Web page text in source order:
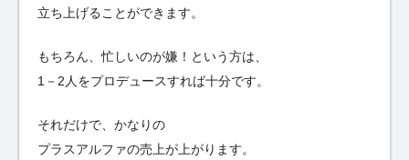
立ち上げることができます。
もちろん、忙しいのが嫌！という方は、
1－2人をプロデュースすれば十分です。
それだけで、かなりの
プラスアルファの売上が上がります。